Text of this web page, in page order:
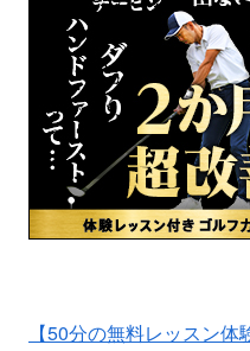
【50分の無料レッスン